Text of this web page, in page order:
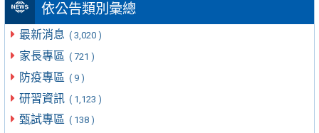
依公告類別彙總
最新消息 ( 3,020 )
家長專區 ( 721 )
防疫專區 ( 9 )
研習資訊 ( 1,123 )
甄試專區 ( 138 )